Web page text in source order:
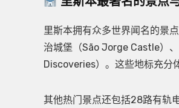
里斯本拥有众多世界闻名的景
治城堡（São Jorge Castle）
Discoveries）。这些地标充分
其他热门景点还包括28路有轨